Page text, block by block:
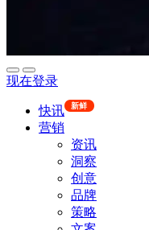
现在登录
快讯 新鲜
营销
资讯
洞察
创意
品牌
策略